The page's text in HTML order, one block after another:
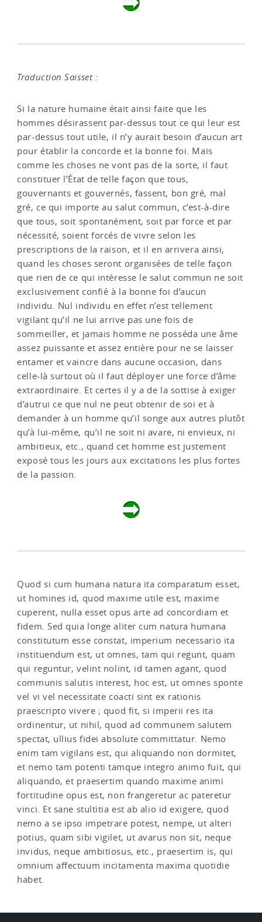
Traduction Saisset :
Si la nature humaine était ainsi faite que les
hommes désirassent par-dessus tout ce qui leur est
par-dessus tout utile, il n’y aurait besoin d’aucun art
pour établir la concorde et la bonne foi. Mais
comme les choses ne vont pas de la sorte, il faut
constituer l’État de telle façon que tous,
gouvernants et gouvernés, fassent, bon gré, mal
gré, ce qui importe au salut commun, c’est-à-dire
que tous, soit spontanément, soit par force et par
nécessité, soient forcés de vivre selon les
prescriptions de la raison, et il en arrivera ainsi,
quand les choses seront organisées de telle façon
que rien de ce qui intéresse le salut commun ne soit
exclusivement confié à la bonne foi d’aucun
individu. Nul individu en effet n’est tellement
vigilant qu’il ne lui arrive pas une fois de
sommeiller, et jamais homme ne posséda une âme
assez puissante et assez entière pour ne se laisser
entamer et vaincre dans aucune occasion, dans
celle-là surtout où il faut déployer une force d’âme
extraordinaire. Et certes il y a de la sottise à exiger
d’autrui ce que nul ne peut obtenir de soi et à
demander à un homme qu’il songe aux autres plutôt
qu’à lui-même, qu’il ne soit ni avare, ni envieux, ni
ambitieux, etc., quand cet homme est justement
exposé tous les jours aux excitations les plus fortes
de la passion.
Quod si cum humana natura ita comparatum esset,
ut homines id, quod maxime utile est, maxime
cuperent, nulla esset opus arte ad concordiam et
fidem. Sed quia longe aliter cum natura humana
constitutum esse constat, imperium necessario ita
instituendum est, ut omnes, tam qui regunt, quam
qui reguntur, velint nolint, id tamen agant, quod
communis salutis interest, hoc est, ut omnes sponte
vel vi vel necessitate coacti sint ex rationis
praescripto vivere ; quod fit, si imperii res ita
ordinentur, ut nihil, quod ad communem salutem
spectat, ullius fidei absolute committatur. Nemo
enim tam vigilans est, qui aliquando non dormitet,
et nemo tam potenti tamque integro animo fuit, qui
aliquando, et praesertim quando maxime animi
fortitudine opus est, non frangeretur ac pateretur
vinci. Et sane stultitia est ab alio id exigere, quod
nemo a se ipso impetrare potest, nempe, ut alteri
potius, quam sibi vigilet, ut avarus non sit, neque
invidus, neque ambitiosus, etc., praesertim is, qui
omnium affectuum incitamenta maxima quotidie
habet.